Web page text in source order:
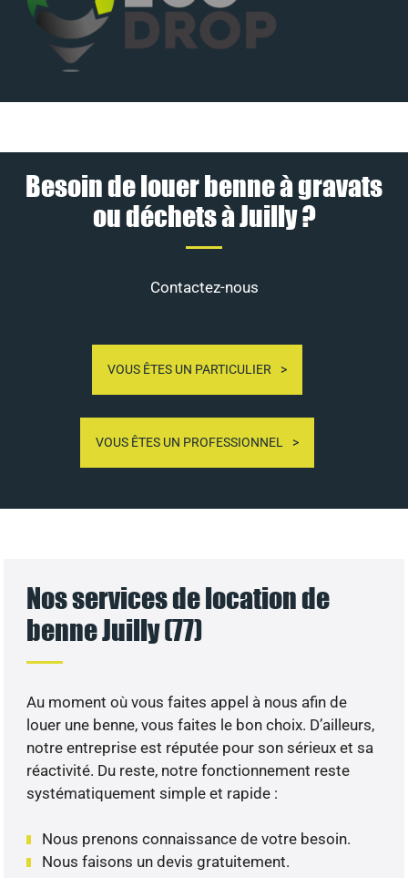
Besoin de louer benne à gravats
ou déchets à Juilly ?
Contactez-nous
VOUS ÊTES UN PARTICULIER
VOUS ÊTES UN PROFESSIONNEL
Nos services de location de
benne Juilly (77)
Au moment où vous faites appel à nous afin de
louer une benne, vous faites le bon choix. D’ailleurs,
notre entreprise est réputée pour son sérieux et sa
réactivité. Du reste, notre fonctionnement reste
systématiquement simple et rapide :
Nous prenons connaissance de votre besoin.
Nous faisons un devis gratuitement.